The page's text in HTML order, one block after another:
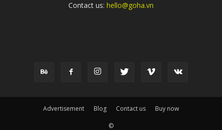
Contact us: hello@goha.vn
Advertisement Blog Contact us Buy now
©